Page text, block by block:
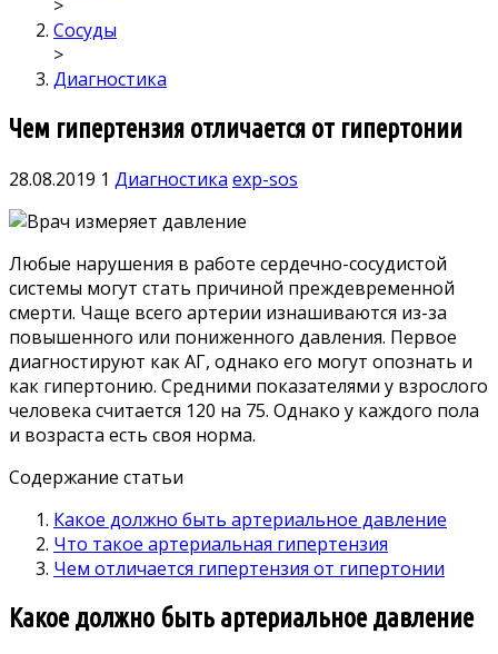
>
Сосуды
>
Диагностика
Чем гипертензия отличается от гипертонии
28.08.2019 1 Диагностика exp-sos
Любые нарушения в работе сердечно-сосудистой
системы могут стать причиной преждевременной
смерти. Чаще всего артерии изнашиваются из-за
повышенного или пониженного давления. Первое
диагностируют как АГ, однако его могут опознать и
как гипертонию. Средними показателями у взрослого
человека считается 120 на 75. Однако у каждого пола
и возраста есть своя норма.
Содержание статьи
Какое должно быть артериальное давление
Что такое артериальная гипертензия
Чем отличается гипертензия от гипертонии
Какое должно быть артериальное давление